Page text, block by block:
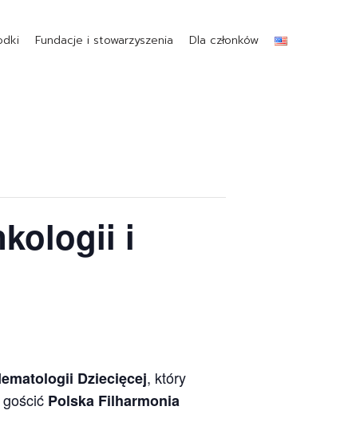
Fundacje i stowarzyszenia Dla członków
i
Dziecięcej, który
Polska Filharmonia